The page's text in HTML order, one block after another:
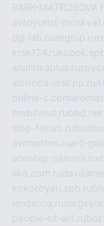
PARK-
avtoyurist-
dg-lab.ruangrup.ru
krsk124.ru
analitikaplus.ru
sloboda-ural.pp.ru
online-z.com
mobilvest.ru
smp-forum.ru
avrmotors.ruart-
ecostep-samara.ru
sko.com.ru
kokoroyari.spb.ru
lenderoq.ru
people-of-art.ru